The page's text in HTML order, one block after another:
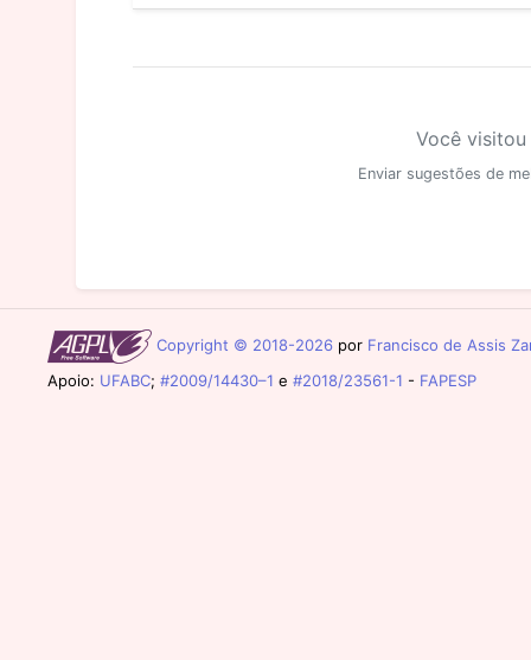
Você
Enviar sugestões de
Copyright © 2018-2026 por Francisco de Assis
Apoio: UFABC; #2009/14430–1 e #2018/23561-1 - FAPESP